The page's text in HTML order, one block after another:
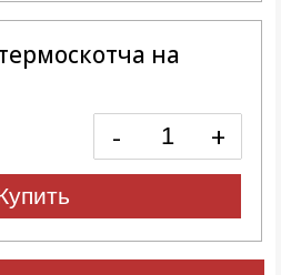
на
- +